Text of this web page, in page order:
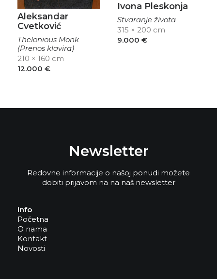
Aleksandar
Cvetković
Thelonious Monk
(Prenos klavira)
210 × 160 cm
12.000 €
Ivona Pleskonja
Stvaranje života
315 × 200 cm
9.000 €
Newsletter
Redovne informacije o našoj ponudi možete
dobiti prijavom na na naš newsletter
Info
Početna
O nama
Kontakt
Novosti